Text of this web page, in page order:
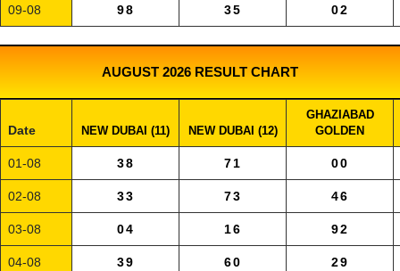
09-08 98 35 02
AUGUST 2026 RESULT CHART
Date NEW DUBAI (11) NEW DUBAI (12)
GHAZIABAD
GOLDEN
01-08 38 71 00
02-08 33 73 46
03-08 04 16 92
04-08 39 60 29